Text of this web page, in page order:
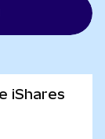
iShares